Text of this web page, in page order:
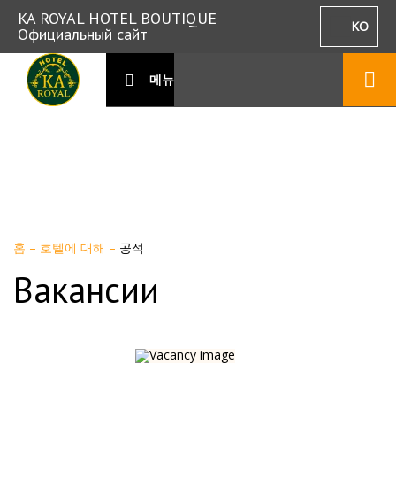
KA ROYAL HOTEL BOUTIQUE
Официальный сайт KO
메뉴
홈 – 호텔에 대해 – 공석
Вакансии